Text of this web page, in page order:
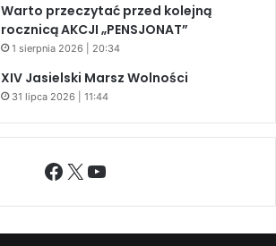
Warto przeczytać przed kolejną
rocznicą AKCJI „PENSJONAT”
1 sierpnia 2026 | 20:34
XIV Jasielski Marsz Wolności
31 lipca 2026 | 11:44
Facebook
X YouTube